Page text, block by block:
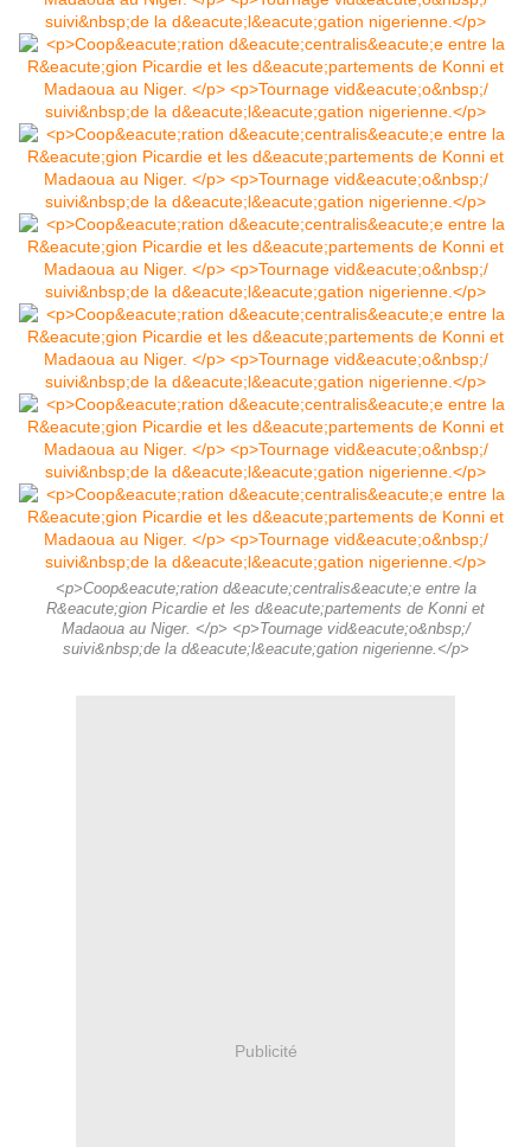
<p>Coop&eacute;ration d&eacute;centralis&eacute;e entre la
R&eacute;gion Picardie et les d&eacute;partements de Konni et
Madaoua au Niger. </p> <p>Tournage vid&eacute;o&nbsp;/
suivi&nbsp;de la d&eacute;l&eacute;gation nigerienne.</p>
Publicité